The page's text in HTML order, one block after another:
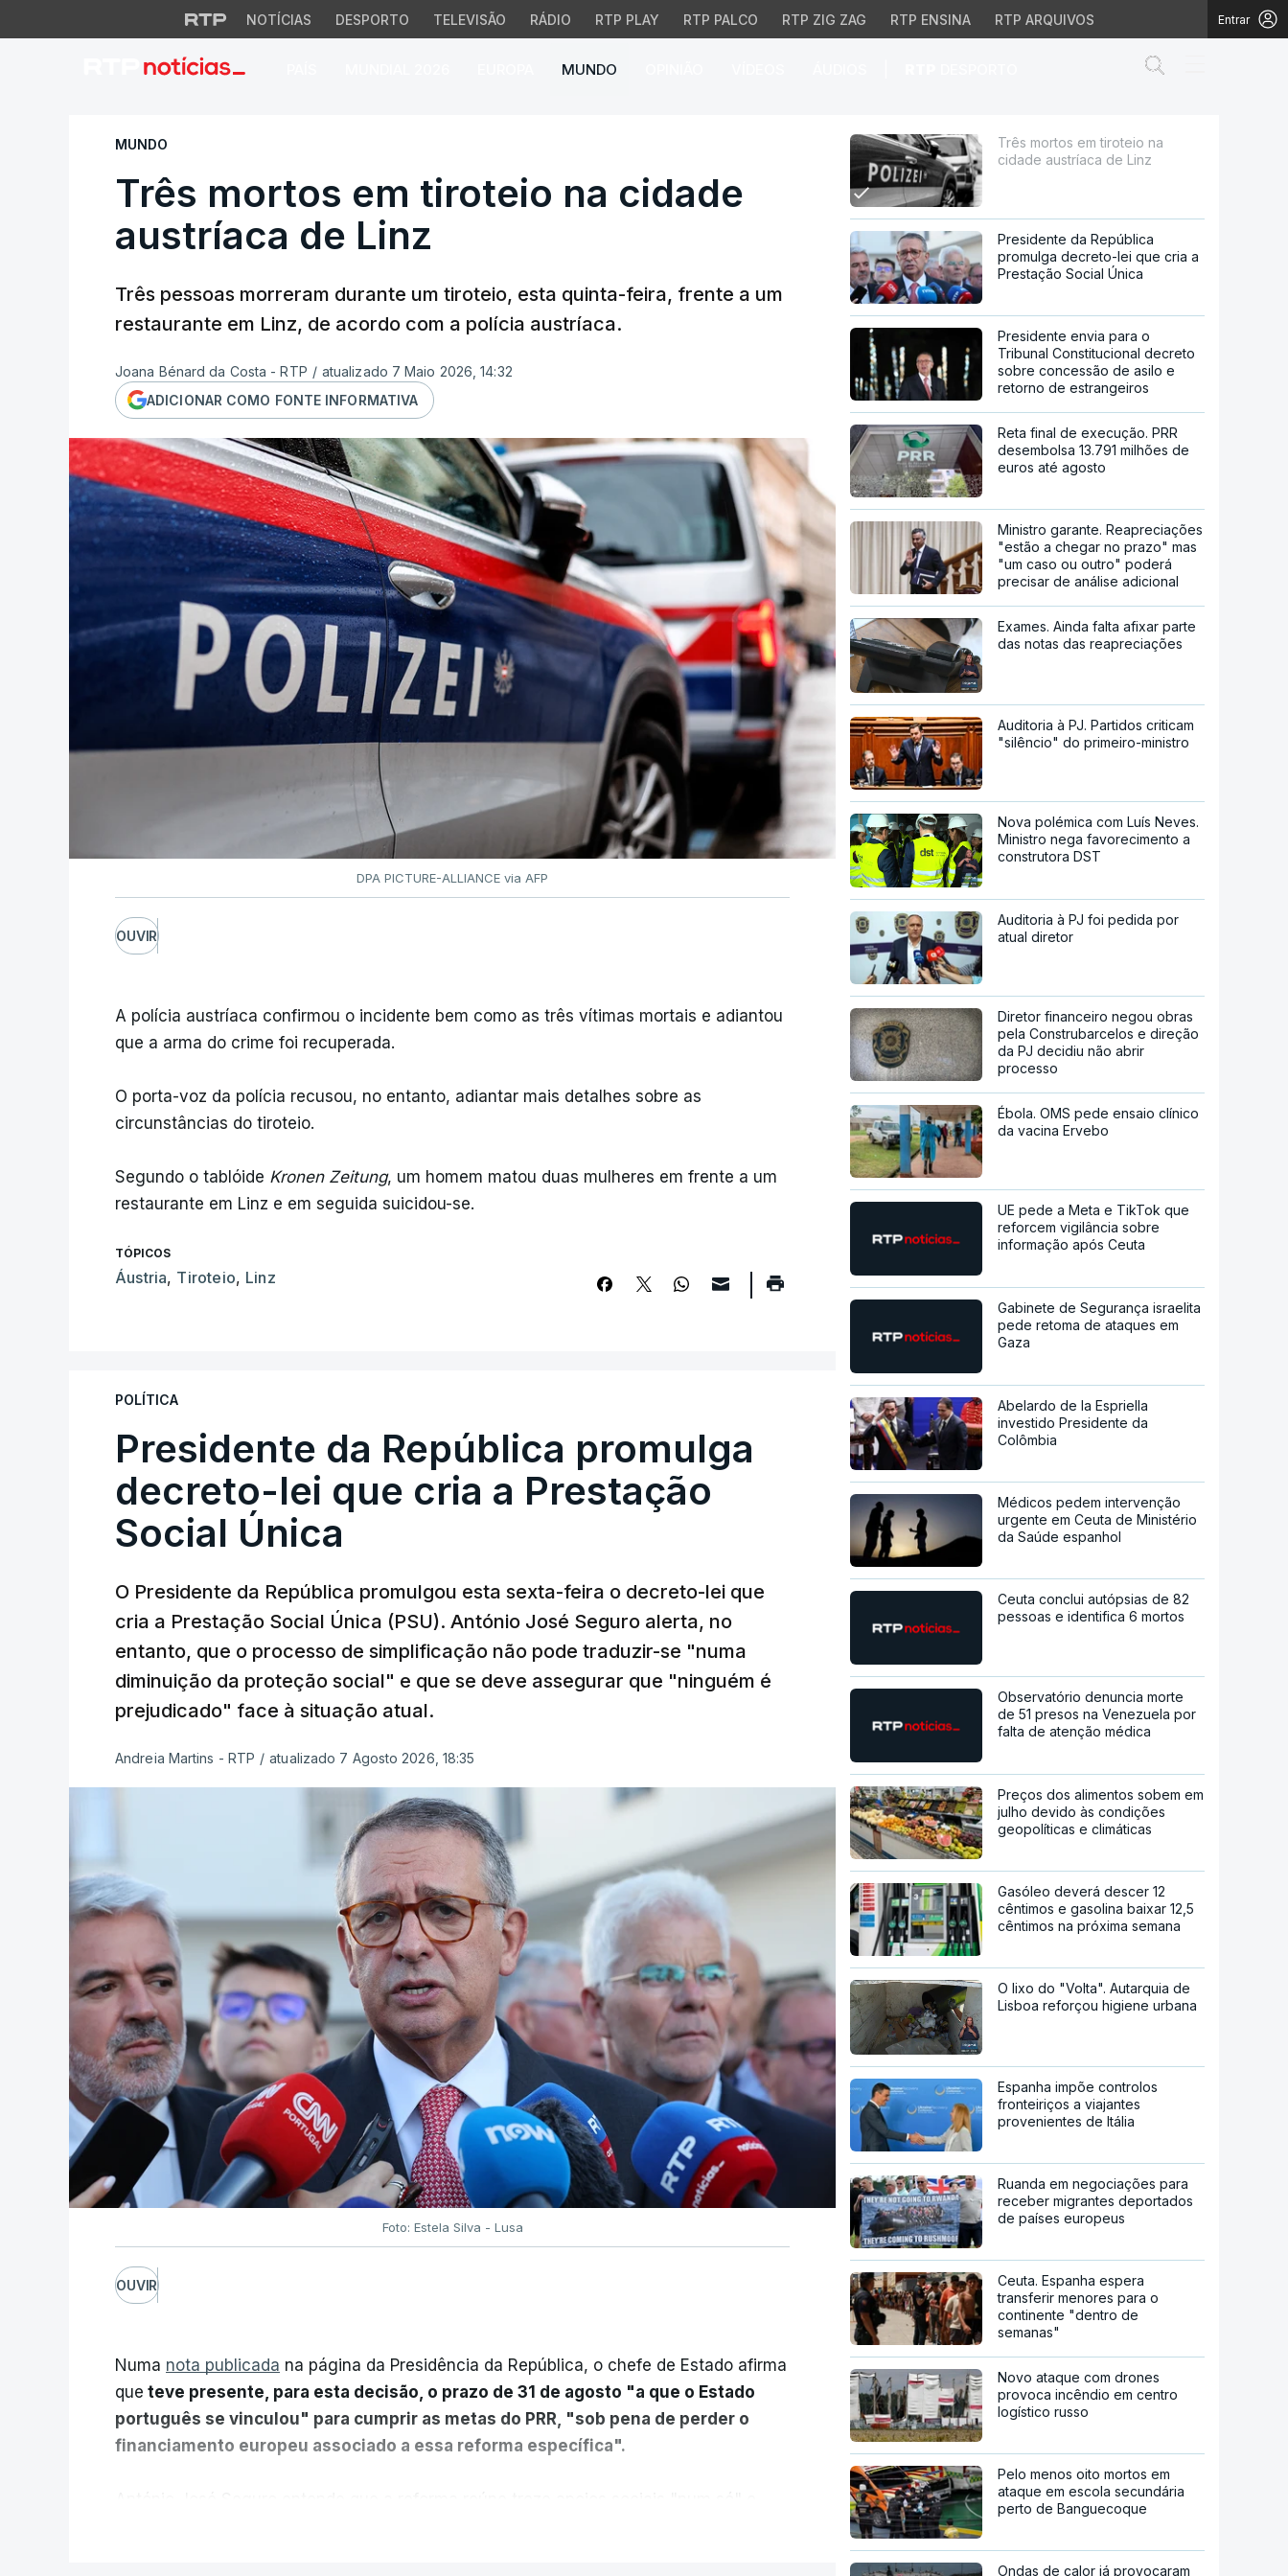
NOTÍCIAS DESPORTO TELEVISÃO RÁDIO RTP PLAY RTP PALCO RTP ZIG ZAG RTP ENSINA RTP ARQUIVOS Entrar
MUNDO
Três mortos em tiroteio na cidade austríaca de Linz
MUNDO
Três mortos em tiroteio na cidade
austríaca de Linz
Três pessoas morreram durante um tiroteio, esta quinta-feira, frente a um
restaurante em Linz, de acordo com a polícia austríaca.
Joana Bénard da Costa - RTP / atualizado 7 Maio 2026, 14:32
ADICIONAR COMO FONTE INFORMATIVA
DPA PICTURE-ALLIANCE via AFP
OUVIR
A polícia austríaca confirmou o incidente bem como as três vítimas mortais e adiantou
que a arma do crime foi recuperada.
O porta-voz da polícia recusou, no entanto, adiantar mais detalhes sobre as
circunstâncias do tiroteio.
Segundo o tablóide Kronen Zeitung, um homem matou duas mulheres em frente a um
restaurante em Linz e em seguida suicidou-se.
TÓPICOS
Áustria, Tiroteio, Linz
POLÍTICA
Presidente da República promulga
decreto-lei que cria a Prestação
Social Única
O Presidente da República promulgou esta sexta-feira o decreto-lei que
cria a Prestação Social Única (PSU). António José Seguro alerta, no
entanto, que o processo de simplificação não pode traduzir-se "numa
diminuição da proteção social" e que se deve assegurar que "ninguém é
prejudicado" face à situação atual.
Andreia Martins - RTP / atualizado 7 Agosto 2026, 18:35
Foto: Estela Silva - Lusa
OUVIR
Numa nota publicada na página da Presidência da República, o chefe de Estado afirma
que teve presente, para esta decisão, o prazo de 31 de agosto "a que o Estado
português se vinculou" para cumprir as metas do PRR, "sob pena de perder o
financiamento europeu associado a essa reforma específica".
Três mortos em tiroteio na
cidade austríaca de Linz
Presidente da República
promulga decreto-lei que cria a
Prestação Social Única
Presidente envia para o
Tribunal Constitucional decreto
sobre concessão de asilo e
retorno de estrangeiros
Reta final de execução. PRR
desembolsa 13.791 milhões de
euros até agosto
Ministro garante. Reapreciações
"estão a chegar no prazo" mas
"um caso ou outro" poderá
precisar de análise adicional
Exames. Ainda falta afixar parte
das notas das reapreciações
Auditoria à PJ. Partidos criticam
"silêncio" do primeiro-ministro
Nova polémica com Luís Neves.
Ministro nega favorecimento a
construtora DST
Auditoria à PJ foi pedida por
atual diretor
Diretor financeiro negou obras
pela Construbarcelos e direção
da PJ decidiu não abrir
processo
Ébola. OMS pede ensaio clínico
da vacina Ervebo
UE pede a Meta e TikTok que
reforcem vigilância sobre
informação após Ceuta
Gabinete de Segurança israelita
pede retoma de ataques em
Gaza
Abelardo de la Espriella
investido Presidente da
Colômbia
Médicos pedem intervenção
urgente em Ceuta de Ministério
da Saúde espanhol
Ceuta conclui autópsias de 82
pessoas e identifica 6 mortos
Observatório denuncia morte
de 51 presos na Venezuela por
falta de atenção médica
Preços dos alimentos sobem em
julho devido às condições
geopolíticas e climáticas
Gasóleo deverá descer 12
cêntimos e gasolina baixar 12,5
cêntimos na próxima semana
O lixo do "Volta". Autarquia de
Lisboa reforçou higiene urbana
Espanha impõe controlos
fronteiriços a viajantes
provenientes de Itália
Ruanda em negociações para
receber migrantes deportados
de países europeus
Ceuta. Espanha espera
transferir menores para o
continente "dentro de
semanas"
Novo ataque com drones
provoca incêndio em centro
logístico russo
Pelo menos oito mortos em
ataque em escola secundária
perto de Banguecoque
Ondas de calor já provocaram